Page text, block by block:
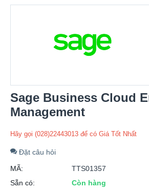
Sage Business Cloud
Management
Hãy gọi (028)22443013 để có Giá Tốt Nhất
Đặt câu hỏi
MÃ:
TTS01357
Sẵn có:
Còn hàng